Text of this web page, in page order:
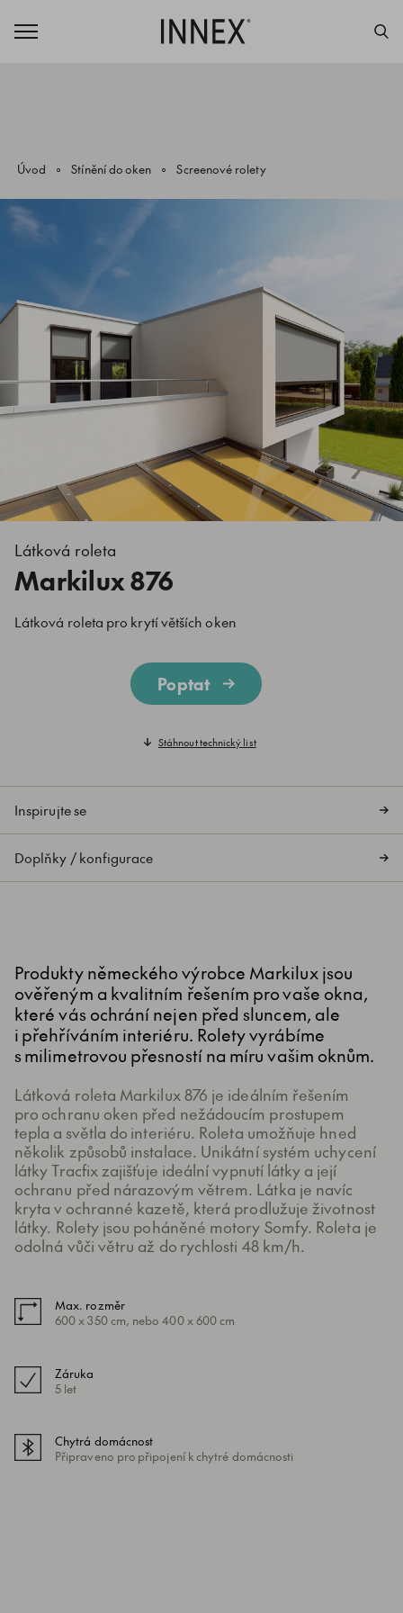
Úvod Stínění do oken Screenové rolety
Látková roleta
Markilux 876
Látková roleta pro krytí větších oken
Poptat
Stáhnout technický list
Inspirujte se
Doplňky / konfigurace
Produkty německého výrobce Markilux jsou
ověřeným a kvalitním řešením pro vaše okna,
které vás ochrání nejen před sluncem, ale
i přehříváním interiéru. Rolety vyrábíme
s milimetrovou přesností na míru vašim oknům.
Látková roleta Markilux 876 je ideálním řešením
pro ochranu oken před nežádoucím prostupem
tepla a světla do interiéru. Roleta umožňuje hned
několik způsobů instalace. Unikátní systém uchycení
látky Tracfix zajišťuje ideální vypnutí látky a její
ochranu před nárazovým větrem. Látka je navíc
kryta v ochranné kazetě, která prodlužuje životnost
látky. Rolety jsou poháněné motory Somfy. Roleta je
odolná vůči větru až do rychlosti 48 km/h.
Max. rozměr
600 x 350 cm, nebo 400 x 600 cm
Záruka
5 let
Chytrá domácnost
Připraveno pro připojení k chytré domácnosti